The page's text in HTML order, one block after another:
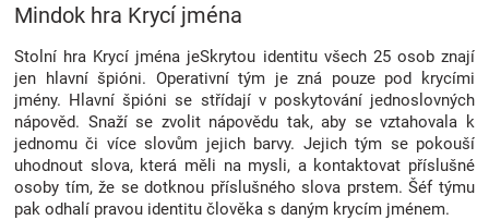
zábava
pro
děti
Těhotenské
Mindok hra Krycí jména
Stolní hra Krycí jména jeSkrytou identitu všech 25 osob znají
jen hlavní špióni. Operativní tým je zná pouze pod krycími
jmény. Hlavní špióni se střídají v poskytování jednoslovných
nápověd. Snaží se zvolit nápovědu tak, aby se vztahovala k
jednomu či více slovům jejich barvy. Jejich tým se pokouší
uhodnout slova, která měli na mysli, a kontaktovat příslušné
osoby tím, že se dotknou příslušného slova prstem. Šéf týmu
pak odhalí pravou identitu člověka s daným krycím jménem.